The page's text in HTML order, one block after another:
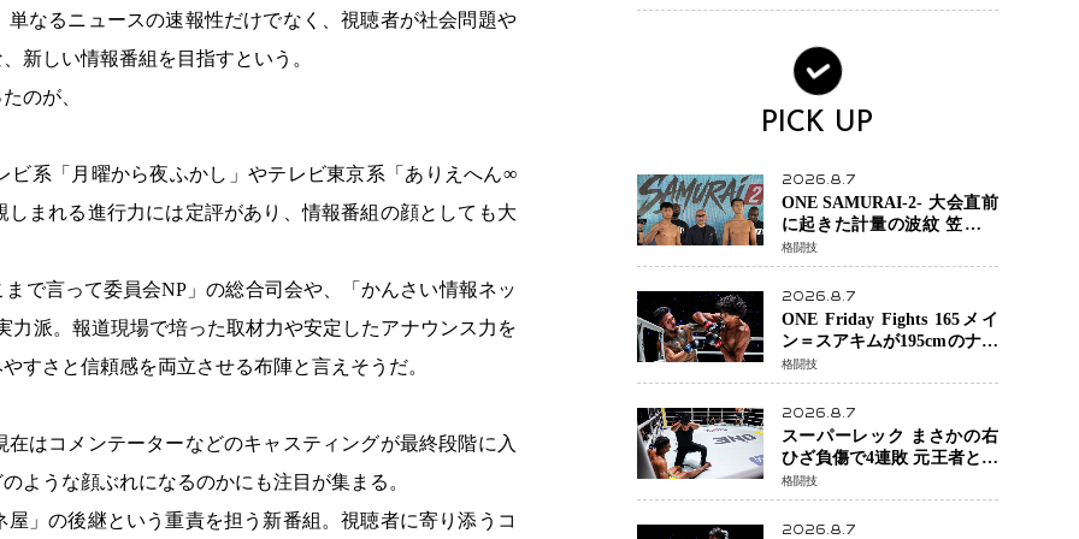
なるニュースの速報性だけでなく、視聴者が社会問題や
新しい情報番組を目指すという。
のが、
系「月曜から夜ふかし」やテレビ東京系「ありえへん∞
まれる進行力には定評があり、情報番組の顔としても大
で言って委員会NP」の総合司会や、「かんさい情報ネッ
力派。報道現場で培った取材力や安定したアナウンス力を
すさと信頼感を両立させる布陣と言えそうだ。
はコメンテーターなどのキャスティングが最終段階に入
ような顔ぶれになるのかにも注目が集まる。
」の後継という重責を担う新番組。視聴者に寄り添うコ
場を発表「安全最優先の判
PICK UP
2026.8.7
ONE SAMURAI-2- 大会直前
に起きた計量の波紋 笠原弘
希ら注目ファイターは契約
体重で決戦へ、山本歩夢と
平山諒選手戦は中止に
格闘技
2026.8.7
ONE Friday Fights 165メイ
ン＝スアキムが195cmのナビ
ル・アナンからダウン奪
取！猛反撃を耐え抜き判定
勝利、8連勝を達成
格闘技
2026.8.7
スーパーレック まさかの右
ひざ負傷で4連敗 元王者とし
て異例の苦境…「アクシデ
ント」でも消えない危険信
号
格闘技
2026.8.7